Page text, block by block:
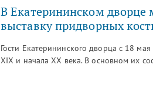
В Екатерининском дворце
выставку придворных
Гости Екатерининского дворца с 18
XIX и начала XX века. В основном их